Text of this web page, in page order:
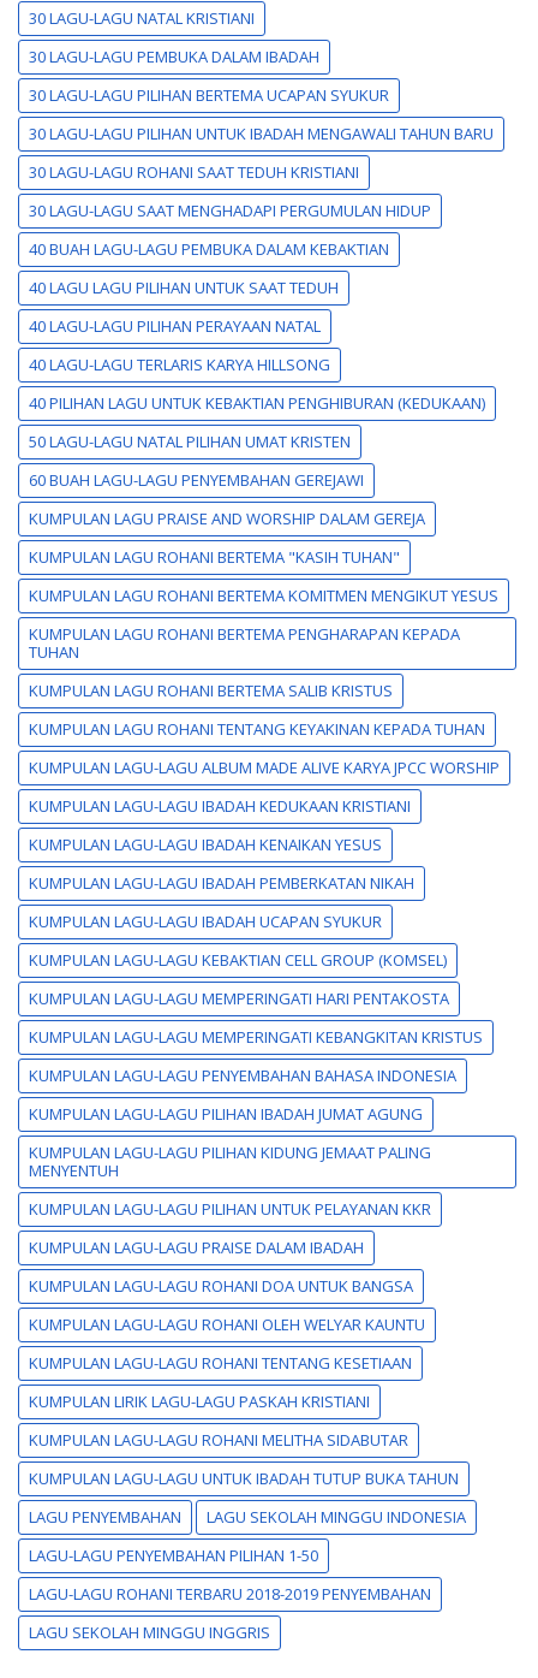
30 LAGU-LAGU NATAL KRISTIANI
30 LAGU-LAGU PEMBUKA DALAM IBADAH
30 LAGU-LAGU PILIHAN BERTEMA UCAPAN SYUKUR
30 LAGU-LAGU PILIHAN UNTUK IBADAH MENGAWALI TAHUN BARU
30 LAGU-LAGU ROHANI SAAT TEDUH KRISTIANI
30 LAGU-LAGU SAAT MENGHADAPI PERGUMULAN HIDUP
40 BUAH LAGU-LAGU PEMBUKA DALAM KEBAKTIAN
40 LAGU LAGU PILIHAN UNTUK SAAT TEDUH
40 LAGU-LAGU PILIHAN PERAYAAN NATAL
40 LAGU-LAGU TERLARIS KARYA HILLSONG
40 PILIHAN LAGU UNTUK KEBAKTIAN PENGHIBURAN (KEDUKAAN)
50 LAGU-LAGU NATAL PILIHAN UMAT KRISTEN
60 BUAH LAGU-LAGU PENYEMBAHAN GEREJAWI
KUMPULAN LAGU PRAISE AND WORSHIP DALAM GEREJA
KUMPULAN LAGU ROHANI BERTEMA "KASIH TUHAN"
KUMPULAN LAGU ROHANI BERTEMA KOMITMEN MENGIKUT YESUS
KUMPULAN LAGU ROHANI BERTEMA PENGHARAPAN KEPADA
TUHAN
KUMPULAN LAGU ROHANI BERTEMA SALIB KRISTUS
KUMPULAN LAGU ROHANI TENTANG KEYAKINAN KEPADA TUHAN
KUMPULAN LAGU-LAGU ALBUM MADE ALIVE KARYA JPCC WORSHIP
KUMPULAN LAGU-LAGU IBADAH KEDUKAAN KRISTIANI
KUMPULAN LAGU-LAGU IBADAH KENAIKAN YESUS
KUMPULAN LAGU-LAGU IBADAH PEMBERKATAN NIKAH
KUMPULAN LAGU-LAGU IBADAH UCAPAN SYUKUR
KUMPULAN LAGU-LAGU KEBAKTIAN CELL GROUP (KOMSEL)
KUMPULAN LAGU-LAGU MEMPERINGATI HARI PENTAKOSTA
KUMPULAN LAGU-LAGU MEMPERINGATI KEBANGKITAN KRISTUS
KUMPULAN LAGU-LAGU PENYEMBAHAN BAHASA INDONESIA
KUMPULAN LAGU-LAGU PILIHAN IBADAH JUMAT AGUNG
KUMPULAN LAGU-LAGU PILIHAN KIDUNG JEMAAT PALING
MENYENTUH
KUMPULAN LAGU-LAGU PILIHAN UNTUK PELAYANAN KKR
KUMPULAN LAGU-LAGU PRAISE DALAM IBADAH
KUMPULAN LAGU-LAGU ROHANI DOA UNTUK BANGSA
KUMPULAN LAGU-LAGU ROHANI OLEH WELYAR KAUNTU
KUMPULAN LAGU-LAGU ROHANI TENTANG KESETIAAN
KUMPULAN LIRIK LAGU-LAGU PASKAH KRISTIANI
KUMPULAN LAGU-LAGU ROHANI MELITHA SIDABUTAR
KUMPULAN LAGU-LAGU UNTUK IBADAH TUTUP BUKA TAHUN
LAGU PENYEMBAHAN
LAGU SEKOLAH MINGGU INDONESIA
LAGU-LAGU PENYEMBAHAN PILIHAN 1-50
LAGU-LAGU ROHANI TERBARU 2018-2019 PENYEMBAHAN
LAGU SEKOLAH MINGGU INGGRIS